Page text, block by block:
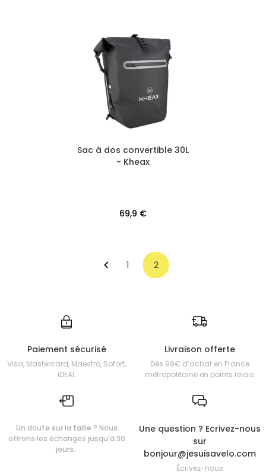
Sac à dos convertible 30L
- Kheax
69,9 €
1 2
Paiement sécurisé
Visa, Mastercard, Maestro, Sofort,
iDEAL
Livraison offerte
Dès 99€ d’achat en France
métropolitaine en points relais
Un doute sur la taille ? Nous
offrons les échanges jusqu'à 30
jours.
Une question ? Ecrivez-nous
sur
bonjour@jesuisavelo.com
Écrivez-nous